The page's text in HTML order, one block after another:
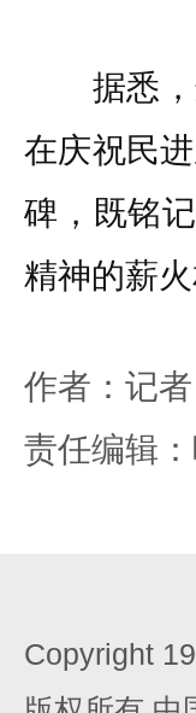
据悉，
在庆祝民
碑，既铭
精神的薪火
作者：记
责任编辑
Copyright